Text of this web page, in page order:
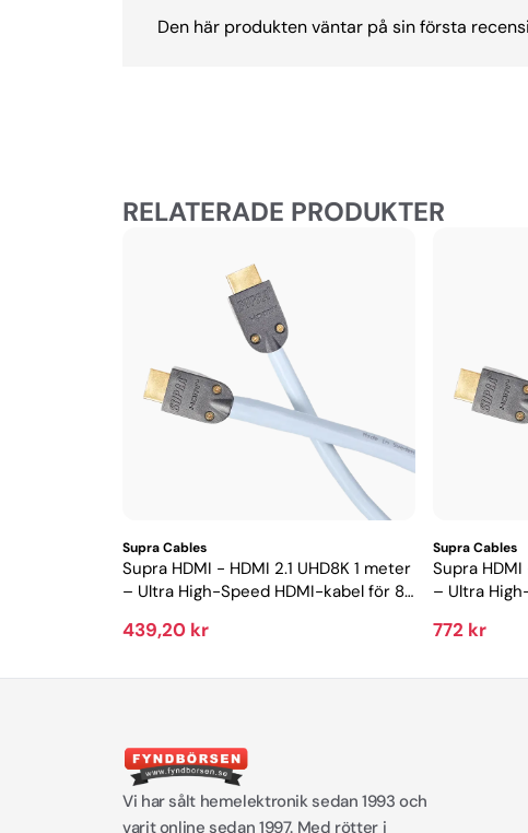
Den här produkten väntar på sin första
RELATERADE PRODUKTER
Supra Cables
Supra HDMI - HDMI 2.1 UHD8K 1 meter
– Ultra High-Speed HDMI-kabel för 8K
439,20 kr
Supra Cables
Supra
– Ultra
772 kr
Vi har sålt hemelektronik sedan 1993 och
varit online sedan 1997. Med rötter i